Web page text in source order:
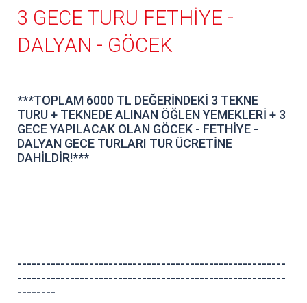
3 GECE TURU FETHİYE -
DALYAN - GÖCEK
***TOPLAM 6000 TL DEĞERİNDEKİ 3 TEKNE
TURU + TEKNEDE ALINAN ÖĞLEN YEMEKLERİ + 3
GECE YAPILACAK OLAN GÖCEK - FETHİYE -
DALYAN GECE TURLARI TUR ÜCRETİNE
DAHİLDİR!***
--------------------------------------------------------
--------------------------------------------------------
--------